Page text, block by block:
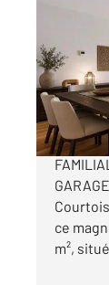
LYON 8
ce
m²,